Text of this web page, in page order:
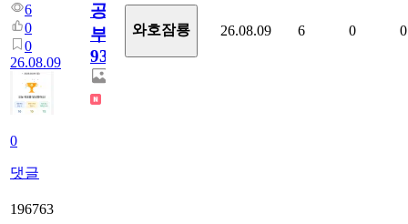
6
0
0
26.08.09
0
댓글
공
부
932
와호잠룡 26.08.09 6 0 0
196763